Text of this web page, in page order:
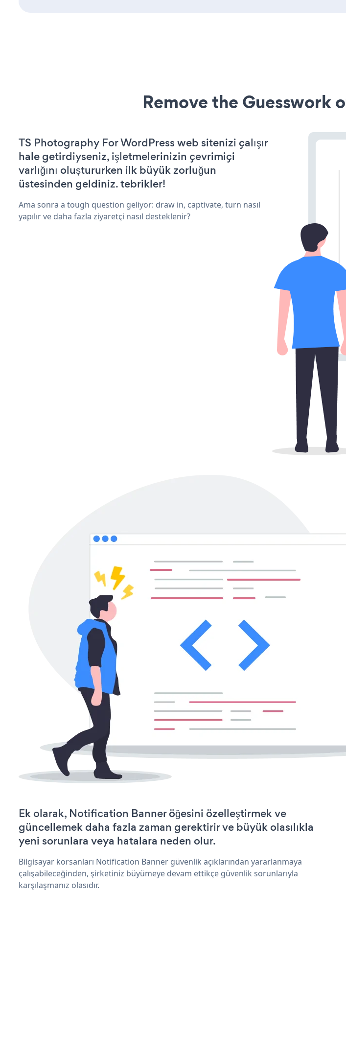
Remove the Guesswork
TS Photography For WordPress web sitenizi çalışır
hale getirdiyseniz, işletmelerinizin çevrimiçi
varlığını oluştururken ilk büyük zorluğun
üstesinden geldiniz. tebrikler!
Ama sonra a tough question geliyor: draw in, captivate, turn nasıl
yapılır ve daha fazla ziyaretçi nasıl desteklenir?
Ek olarak, Notification Banner öğesini özelleştirmek ve
güncellemek daha fazla zaman gerektirir ve büyük olasılıkla
yeni sorunlara veya hatalara neden olur.
Bilgisayar korsanları Notification Banner güvenlik açıklarından yararlanmaya
çalışabileceğinden, şirketiniz büyümeye devam ettikçe güvenlik sorunlarıyla
karşılaşmanız olasıdır.